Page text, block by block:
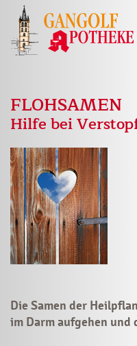
FLOHSAMEN
Hilfe bei
Die Samen der
im Darm aufgehen und